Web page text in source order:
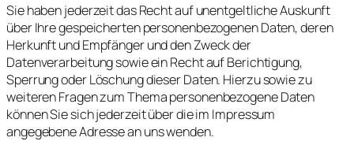
Sie haben jederzeit das Recht auf unentgeltliche Auskunft
über Ihre gespeicherten personenbezogenen Daten, deren
Herkunft und Empfänger und den Zweck der
Datenverarbeitung sowie ein Recht auf Berichtigung,
Sperrung oder Löschung dieser Daten. Hierzu sowie zu
weiteren Fragen zum Thema personenbezogene Daten
können Sie sich jederzeit über die im Impressum
angegebene Adresse an uns wenden.